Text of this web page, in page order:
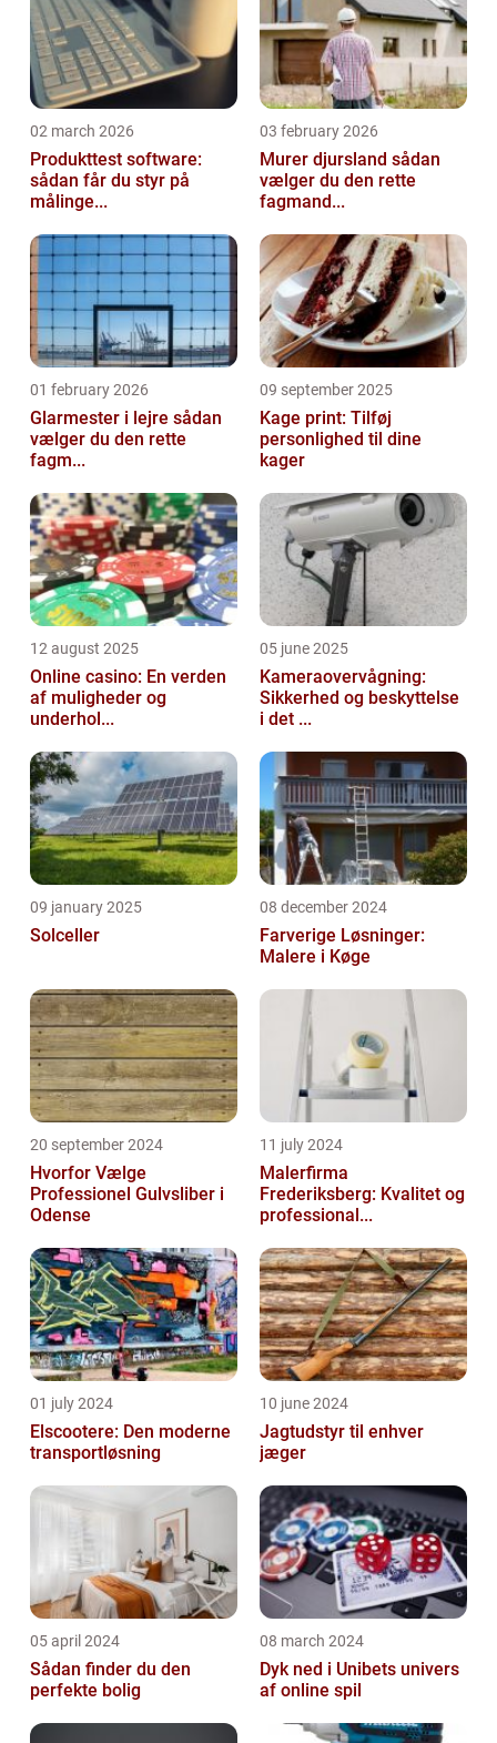
02 march 2026
Produkttest software:
sådan får du styr på
målinge...
03 february 2026
Murer djursland sådan
vælger du den rette
fagmand...
01 february 2026
Glarmester i lejre sådan
vælger du den rette
fagm...
09 september 2025
Kage print: Tilføj
personlighed til dine
kager
12 august 2025
Online casino: En verden
af muligheder og
underhol...
05 june 2025
Kameraovervågning:
Sikkerhed og beskyttelse
i det ...
09 january 2025
Solceller
08 december 2024
Farverige Løsninger:
Malere i Køge
20 september 2024
Hvorfor Vælge
Professionel Gulvsliber i
Odense
11 july 2024
Malerfirma
Frederiksberg: Kvalitet og
professional...
01 july 2024
Elscootere: Den moderne
transportløsning
10 june 2024
Jagtudstyr til enhver
jæger
05 april 2024
Sådan finder du den
perfekte bolig
08 march 2024
Dyk ned i Unibets univers
af online spil